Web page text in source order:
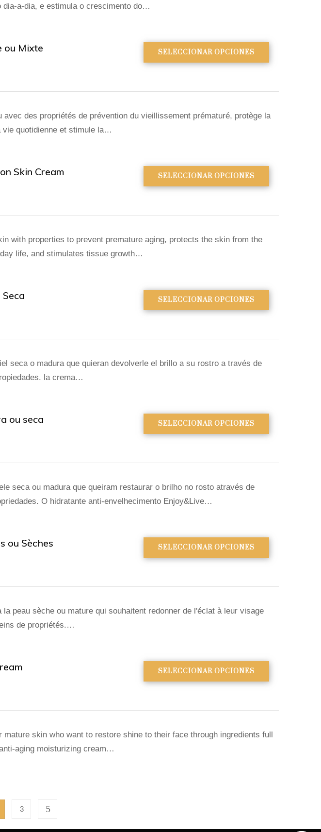
dia-a-dia, e estimula o crescimento do…
ou Mixte SELECCIONAR OPCIONES
avec des propriétés de prévention du vieillissement prématuré, protège la
vie quotidienne et stimule la…
Skin Cream SELECCIONAR OPCIONES
with properties to prevent premature aging, protects the skin from the
life, and stimulates tissue growth…
SELECCIONAR OPCIONES
seca o madura que quieran devolverle el brillo a su rostro a través de
la crema…
ou seca SELECCIONAR OPCIONES
seca ou madura que queiram restaurar o brilho no rosto através de
O hidratante anti-envelhecimento Enjoy&Live…
ou Sèches SELECCIONAR OPCIONES
la peau sèche ou mature qui souhaitent redonner de l'éclat à leur visage
de propriétés.…
SELECCIONAR OPCIONES
mature skin who want to restore shine to their face through ingredients full
aging moisturizing cream…
3